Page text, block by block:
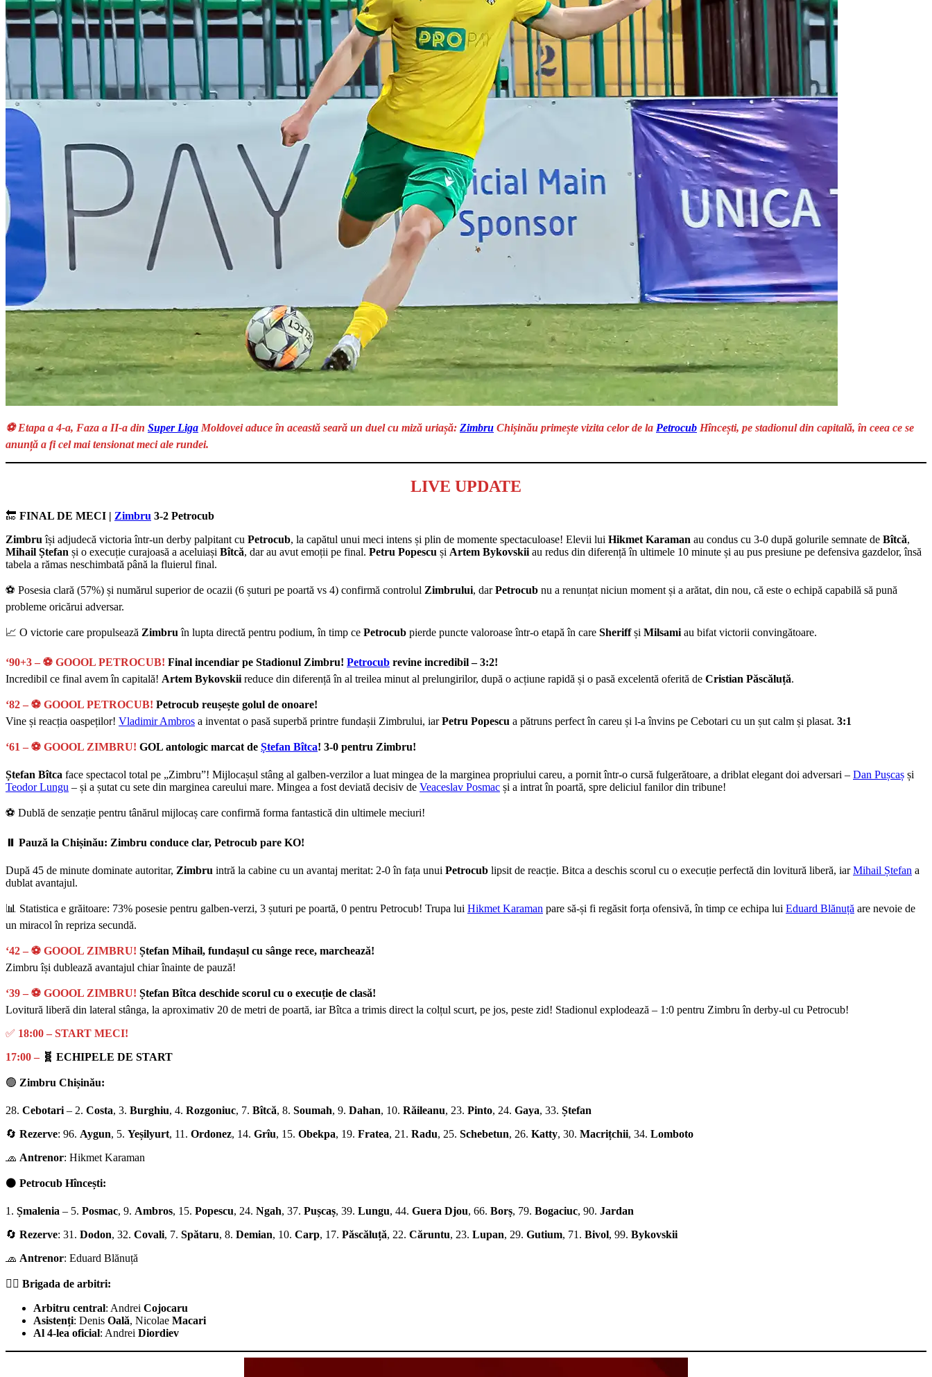
⚽ Etapa a 4-a, Faza a II-a din Super Liga Moldovei aduce în această seară un duel cu miză uriașă: Zimbru Chișinău primește vizita celor de la Petrocub Hîncești, pe stadionul din capitală, în ceea ce se
anunță a fi cel mai tensionat meci ale rundei.
LIVE UPDATE
🔚 FINAL DE MECI | Zimbru 3-2 Petrocub
Zimbruîși adjudecă victoria într-un derby palpitant cu Petrocub, la capătul unui meci intens și plin de momente spectaculoase! Elevii lui Hikmet Karaman au condus cu 3-0 după golurile semnate de Bîtcă,
Mihail Ștefan și o execuție curajoasă a aceluiași Bîtcă, dar au avut emoții pe final. Petru Popescu și Artem Bykovskii au redus din diferență în ultimele 10 minute și au pus presiune pe defensiva gazdelor, însă
tabela a rămas neschimbată până la fluierul final.
⚽ Posesia clară (57%) și numărul superior de ocazii (6 șuturi pe poartă vs 4) confirmă controlul Zimbrului, darPetrocub nu a renunțat niciun moment și a arătat, din nou, că este o echipă capabilă să pună
probleme oricărui adversar.
📈 O victorie care propulsează Zimbruîn lupta directă pentru podium, în timp ce Petrocub pierde puncte valoroase într-o etapă în care Sheriffși Milsami au bifat victorii convingătoare.
‘90+3 – ⚽ GOOOL PETROCUB! Final incendiar pe Stadionul Zimbru! Petrocub revine incredibil – 3:2!
Incredibil ce final avem în capitală! Artem Bykovskii reduce din diferență în al treilea minut al prelungirilor, după o acțiune rapidă și o pasă excelentă oferită de Cristian Păscăluță.
‘82 – ⚽ GOOOL PETROCUB! Petrocub reușește golul de onoare!
Vine și reacția oaspeților! Vladimir Ambros a inventat o pasă superbă printre fundașii Zimbrului, iarPetru Popescu a pătruns perfect în careu și l-a învins pe Cebotari cu un șut calm și plasat. 3:1
‘61 – ⚽ GOOOL ZIMBRU! GOL antologic marcat de Ștefan Bîtca! 3-0 pentru Zimbru!
Ștefan Bîtca face spectacol total pe „Zimbru”! Mijlocașul stâng al galben-verzilor a luat mingea de la marginea propriului careu, a pornit într-o cursă fulgerătoare, a driblat elegant doi adversari – Dan Pușcaș și
Teodor Lungu – și a șutat cu sete din marginea careului mare. Mingea a fost deviată decisiv de Veaceslav Posmac și a intrat în poartă, spre deliciul fanilor din tribune!
⚽️ Dublă de senzație pentru tânărul mijlocaș care confirmă forma fantastică din ultimele meciuri!
⏸️ Pauză la Chișinău: Zimbru conduce clar, Petrocub pare KO!
După 45 de minute dominate autoritar, Zimbru intră la cabine cu un avantaj meritat: 2-0 în fața unui Petrocub lipsit de reacție. Bitca a deschis scorul cu o execuție perfectă din lovitură liberă, iarMihail Ștefan a
dublat avantajul.
📊 Statistica e grăitoare: 73% posesie pentru galben-verzi, 3 șuturi pe poartă, 0 pentru Petrocub! Trupa lui Hikmet Karaman pare să-și fi regăsit forța ofensivă, în timp ce echipa lui Eduard Blănuță are nevoie de
un miracol în repriza secundă.
‘42 – ⚽ GOOOL ZIMBRU! Ștefan Mihail, fundașul cu sânge rece, marchează!
Zimbru își dublează avantajul chiar înainte de pauză!
‘39 – ⚽ GOOOL ZIMBRU! Ștefan Bîtca deschide scorul cu o execuție de clasă!
Lovitură liberă din lateral stânga, la aproximativ 20 de metri de poartă, iar Bîtca a trimis direct la colțul scurt, pe jos, peste zid! Stadionul explodează – 1:0 pentru Zimbru în derby-ul cu Petrocub!
✅ 18:00 – START MECI!
17:00 – 🧬 ECHIPELE DE START
🟢 Zimbru Chișinău:
28. Cebotari – 2. Costa, 3. Burghiu, 4. Rozgoniuc, 7. Bîtcă, 8. Soumah, 9. Dahan, 10. Răileanu, 23. Pinto, 24. Gaya, 33. Ștefan
🔄 Rezerve: 96. Aygun, 5. Yeșilyurt, 11. Ordonez, 14. Grîu, 15. Obekpa, 19. Fratea, 21. Radu, 25. Schebetun, 26. Katty, 30. Macrițchii, 34. Lomboto
🧢 Antrenor: Hikmet Karaman
⚫ Petrocub Hîncești:
1. Șmalenia – 5. Posmac, 9. Ambros, 15. Popescu, 24. Ngah, 37. Pușcaș, 39. Lungu, 44. Guera Djou, 66. Borș, 79. Bogaciuc, 90. Jardan
🔄 Rezerve: 31. Dodon, 32. Covali, 7. Spătaru, 8. Demian, 10. Carp, 17. Păscăluță, 22. Căruntu, 23. Lupan, 29. Gutium, 71. Bivol, 99. Bykovskii
🧢 Antrenor: Eduard Blănuță
👨‍⚖️ Brigada de arbitri:
Arbitru central: Andrei Cojocaru
Asistenți: Denis Oală, Nicolae Macari
Al 4-lea oficial: Andrei Diordiev